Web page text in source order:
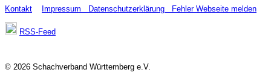
Kontakt Impressum Datenschutzerklärung Fehler Webseite melden
RSS-Feed
© 2026 Schachverband Württemberg e.V.